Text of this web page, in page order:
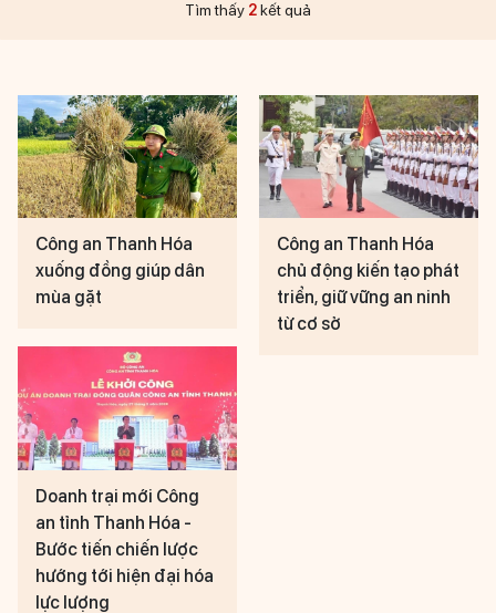
Tìm thấy 2kết quả
Công an Thanh Hóa
xuống đồng giúp dân
mùa gặt
Doanh trại mới Công
an tỉnh Thanh Hóa -
Bước tiến chiến lược
hướng tới hiện đại hóa
lực lượng
Công an Thanh Hóa
chủ động kiến tạo phát
triển, giữ vững an ninh
từ cơ sở